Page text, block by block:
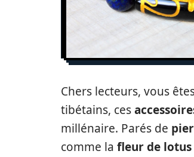
Chers lecteurs, vous
tibétains, ces
millénaire. Parés de
comme la fleur de lotus